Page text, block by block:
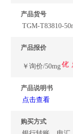
产品货号
TGM-T83810-
产品报价
￥询价/50mg
产品说明书
点击查看
购买方式